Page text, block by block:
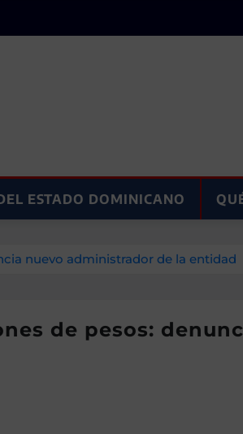
ESTADO DOMINICANO
nuevo administrador de la entidad
de pesos: